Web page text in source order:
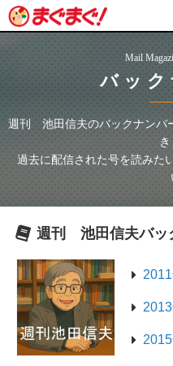
Mail
バック
週刊 池田信夫のバックナンバ
き
過去に配信された号を読みた
週刊 池田信夫バッ